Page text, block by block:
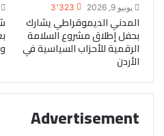
يونيو 9, 2026 3٬323
المدني الديموقراطي يشارك
بحفل إطلاق مشروع السلامة
الرقمية للأحزاب السياسية في
الأردن
Advertisement